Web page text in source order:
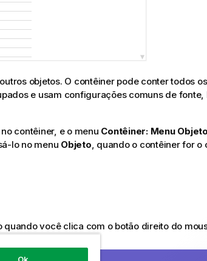
objetos. O contêiner pode conter todos
e usam configurações comuns de fonte,
contêiner, e o menu Contêiner: Menu Objeto
lo no menu Objeto, quando o contêiner for o
quando você clica com o botão direito do